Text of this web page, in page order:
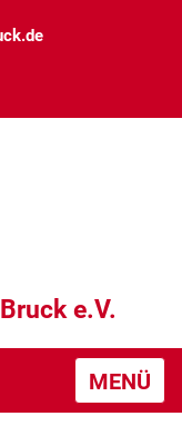
e.V.
MENÜ